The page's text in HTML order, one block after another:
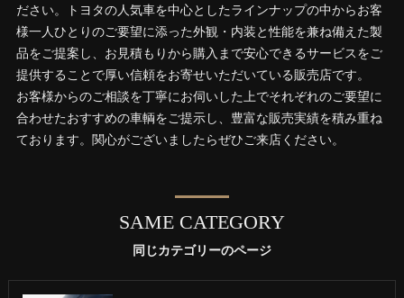
ださい。トヨタの人気車を中心としたラインナップの中からお客
様一人ひとりのご要望に添った外観・内装と性能を兼ね備えた製
品をご提案し、お見積もりから購入まで安心できるサービスをご
提供することで厚い信頼をお寄せいただいている販売店です。
お客様からのご相談を丁寧にお伺いした上でそれぞれのご要望に
合わせたおすすめの車輌をご提示し、豊富な販売実績を積み重ね
ております。関心がございましたらぜひご来店ください。
同じカテゴリーのページ
SAME CATEGORY